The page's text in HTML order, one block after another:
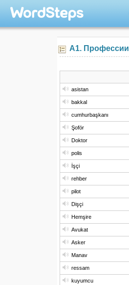
А1. Профессии
asistan
bakkal
cumhurbaşkanı
Şoför
Doktor
polis
İşçi
rehber
pilot
Dişçi
Hemşire
Avukat
Asker
Manav
ressam
kuyumcu